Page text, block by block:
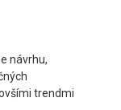
návrhu,
trendmi